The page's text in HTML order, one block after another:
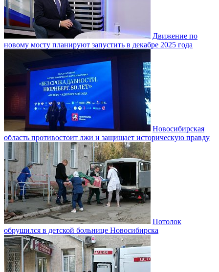
Движение по
новому мосту планируют запустить в декабре 2025 года
Новосибирская
область противостоит лжи и защищает историческую правду
Потолок
обрушился в детской больнице Новосибирска